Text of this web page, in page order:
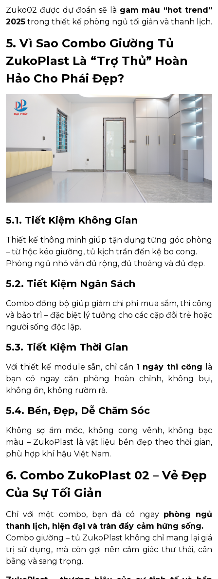
Zuko02 được dự đoán sẽ là gam màu “hot trend”
2025 trong thiết kế phòng ngủ tối giản và thanh lịch.
5. Vì Sao Combo Giường Tủ
ZukoPlast Là “Trợ Thủ” Hoàn
Hảo Cho Phái Đẹp?
5.1. Tiết Kiệm Không Gian
Thiết kế thông minh giúp tận dụng từng góc phòng
– từ hộc kéo giường, tủ kịch trần đến kệ bo cong.
Phòng ngủ nhỏ vẫn đủ rộng, đủ thoáng và đủ đẹp.
5.2. Tiết Kiệm Ngân Sách
Combo đồng bộ giúp giảm chi phí mua sắm, thi công
và bảo trì – đặc biệt lý tưởng cho các cặp đôi trẻ hoặc
người sống độc lập.
5.3. Tiết Kiệm Thời Gian
Với thiết kế module sẵn, chỉ cần 1 ngày thi công là
bạn có ngay căn phòng hoàn chỉnh, không bụi,
không ồn, không rườm rà.
5.4. Bền, Đẹp, Dễ Chăm Sóc
Không sợ ẩm mốc, không cong vênh, không bạc
màu – ZukoPlast là vật liệu bền đẹp theo thời gian,
phù hợp khí hậu Việt Nam.
6. Combo ZukoPlast 02 – Vẻ Đẹp
Của Sự Tối Giản
Chỉ với một combo, bạn đã có ngay phòng ngủ
thanh lịch, hiện đại và tràn đầy cảm hứng sống.
Combo giường – tủ ZukoPlast không chỉ mang lại giá
trị sử dụng, mà còn gợi nên cảm giác thư thái, cân
bằng và sang trọng.